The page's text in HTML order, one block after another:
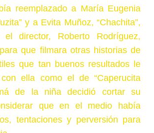
reemplazado a María Eugenia
y a Evita Muñoz, “Chachita”,
el director, Roberto Rodríguez,
que filmara otras historias de
que tan buenos resultados le
ella como el de “Caperucita
de la niña decidió cortar su
que en el medio había
tentaciones y perversión para